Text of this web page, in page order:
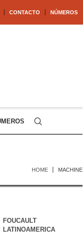
CONTACTO NÚMEROS
HOME MACHINE
FOUCAULT
LATINOAMERICA